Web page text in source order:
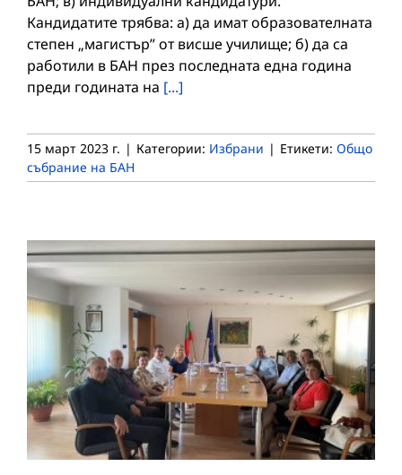
Кандидатите трябва: а) да имат образователната
степен „магистър” от висше училище; б) да са
работили в БАН през последната една година
преди годината на [...]
15 март 2023 г. | Категории: Избрани | Етикети: Общо
събрание на БАН